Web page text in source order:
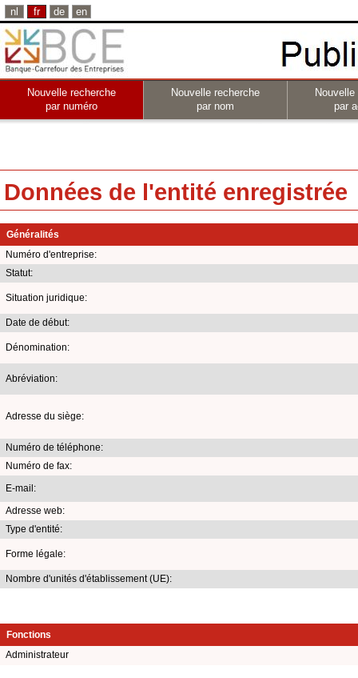
nl fr de en
Nouvelle recherche
par numéro
Nouvelle recherche
par nom
par
Données de l'entité enregistrée
Généralités
Numéro d'entreprise:
Statut:
Situation juridique:
Date de début:
Dénomination:
Abréviation:
Adresse du siège:
Numéro de téléphone:
Numéro de fax:
E-mail:
Adresse web:
Type d'entité:
Forme légale:
Nombre d'unités d'établissement (UE):
Fonctions
Administrateur